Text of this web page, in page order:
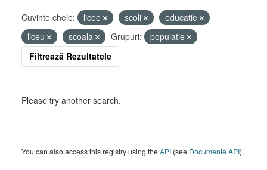
Cuvinte cheie: licee scoli
educatie
liceu
scoala Grupuri:
populatie
Filtrează Rezultatele
Please try another search.
You can also access this registry using theAPI (see Documente API).